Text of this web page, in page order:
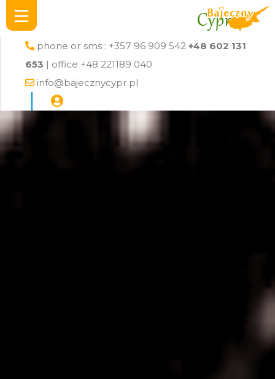
phone or sms : +357 96 909 542 +48 602 131
653 | office +48 221189 040
info@bajecznycypr.pl